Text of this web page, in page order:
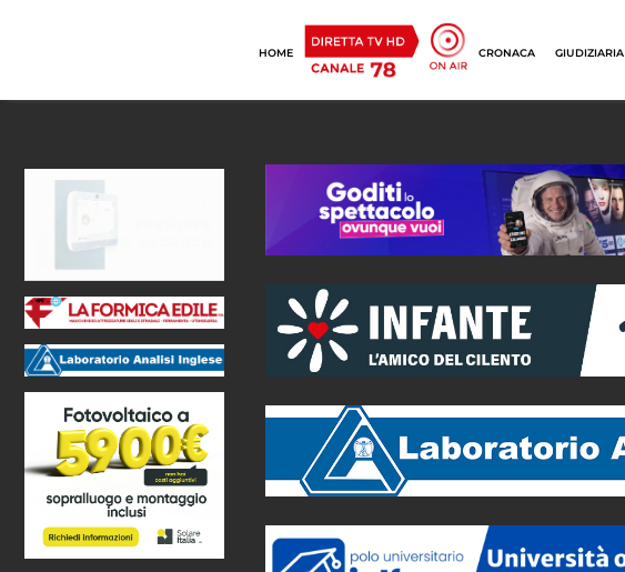
HOME CRONACA GIUDIZIARIA